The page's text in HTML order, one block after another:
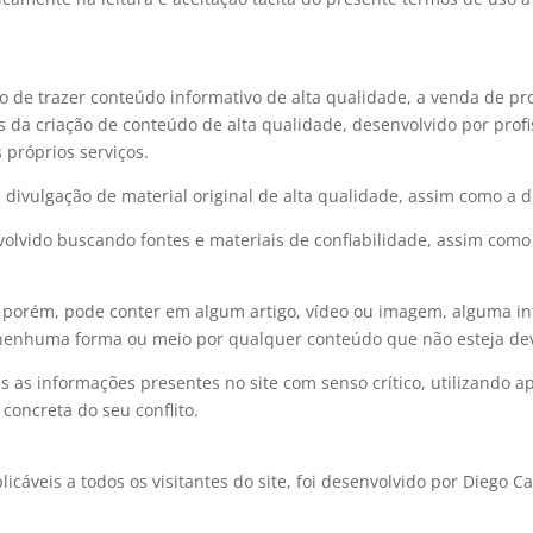
de trazer conteúdo informativo de alta qualidade, a venda de
da criação de conteúdo de alta qualidade, desenvolvido por
próprios serviços.
de material original de alta qualidade, assim como a
buscando fontes e materiais de confiabilidade, assim
pode conter em algum artigo, vídeo ou imagem, alguma
forma ou meio por qualquer conteúdo que não esteja
as informações presentes no site com senso crítico, utilizando
do seu conflito.
a todos os visitantes do site, foi desenvolvido por Diego